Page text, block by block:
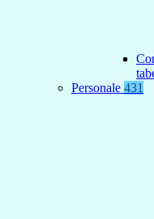
Personale 431